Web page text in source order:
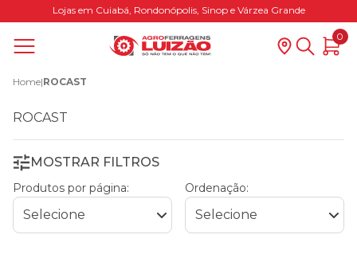
Lojas em Cuiabá, Rondonópolis, Sinop e Várzea Grande
0
Home|ROCAST
ROCAST
MOSTRAR FILTROS
Produtos por página: Ordenação: